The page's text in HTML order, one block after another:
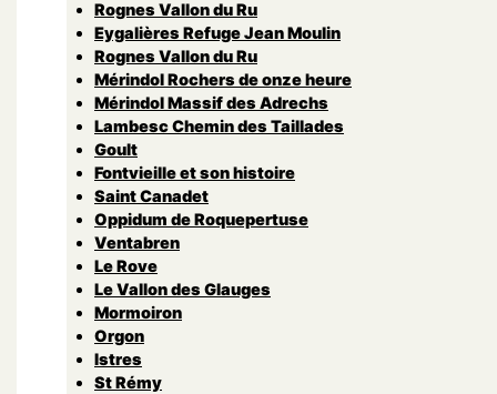
Rognes Vallon du Ru
Eygalières Refuge Jean Moulin
Rognes Vallon du Ru
Mérindol Rochers de onze heure
Mérindol Massif des Adrechs
Lambesc Chemin des Taillades
Goult
Fontvieille et son histoire
Saint Canadet
Oppidum de Roquepertuse
Ventabren
Le Rove
Le Vallon des Glauges
Mormoiron
Orgon
Istres
St Rémy